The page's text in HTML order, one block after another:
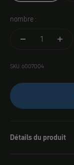
nombre :
SKU: 6007004
Détails du produit